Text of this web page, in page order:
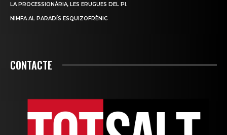
LA PROCESSIONÀRIA, LES ERUGUES DEL PI.
NIMFA AL PARADÍS ESQUIZOFRÈNIC
CONTACTE